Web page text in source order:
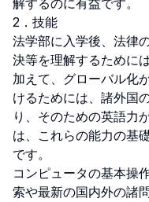
解するのに有益です。
2．技能
法学部に入学後、法律
決等を理解するために
加えて、グローバル化
けるためには、諸外国
り、そのための英語力
は、これらの能力の基
です。
コンピュータの基本操
索や最新の国内外の諸